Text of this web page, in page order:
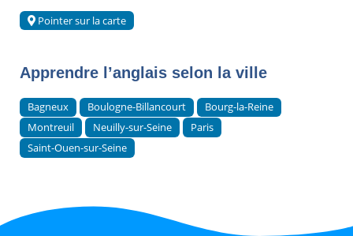
Pointer sur la carte
Apprendre l’anglais selon la ville
Bagneux Boulogne-Billancourt
Bourg-la-Reine
Montreuil
Neuilly-sur-Seine
Paris
Saint-Ouen-sur-Seine